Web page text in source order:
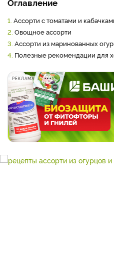
1. Ассорти с томатами и
2. Овощное ассорти
3. Ассорти из маринованных
4. Полезные рекомендации для
РЕКЛАМА